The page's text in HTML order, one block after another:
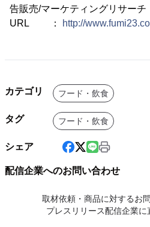
告販売/マーケティングリサーチ
URL ：
http://
カテゴリ フード・飲食
タグ フード・飲食
シェア
配信企業へのお問い合わせ
取材依頼・商品に対するお
プレスリリース配信企業に